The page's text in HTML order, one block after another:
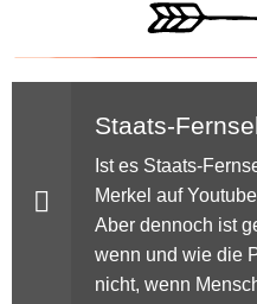
Staats-
Ist es Staats-
Merkel auf
Aber dennoch ist
wenn und wie die
nicht, wenn